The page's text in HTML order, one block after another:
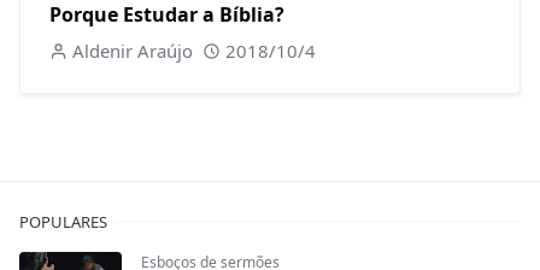
Porque Estudar a Bíblia?
Aldenir Araújo 2018/10/4
POPULARES
Esboços de sermões